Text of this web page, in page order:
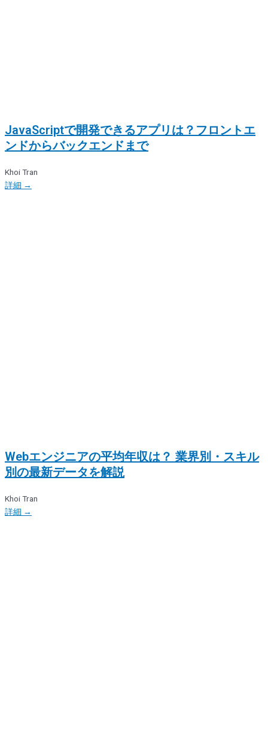
JavaScriptで開発できるアプリは？フロントエ
ンドからバックエンドまで
Khoi Tran
詳細 →
Webエンジニアの平均年収は？ 業界別・スキル
別の最新データを解説
Khoi Tran
詳細 →